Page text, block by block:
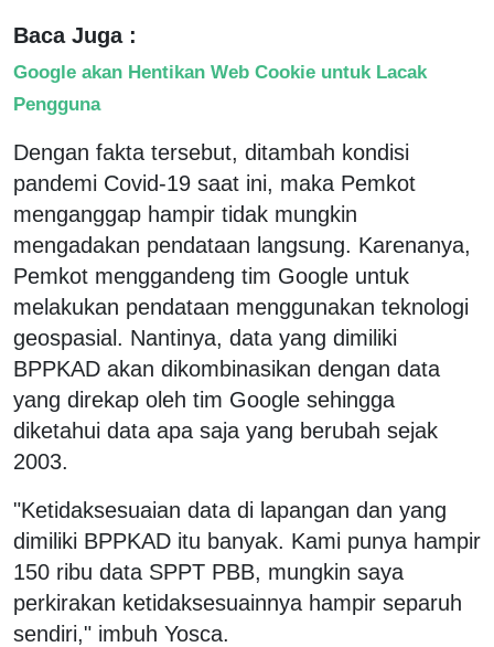
Baca Juga :
Google akan Hentikan Web Cookie untuk Lacak
Pengguna
Dengan fakta tersebut, ditambah kondisi
pandemi Covid-19 saat ini, maka Pemkot
menganggap hampir tidak mungkin
mengadakan pendataan langsung. Karenanya,
Pemkot menggandeng tim Google untuk
melakukan pendataan menggunakan teknologi
geospasial. Nantinya, data yang dimiliki
BPPKAD akan dikombinasikan dengan data
yang direkap oleh tim Google sehingga
diketahui data apa saja yang berubah sejak
2003.
"Ketidaksesuaian data di lapangan dan yang
dimiliki BPPKAD itu banyak. Kami punya hampir
150 ribu data SPPT PBB, mungkin saya
perkirakan ketidaksesuainnya hampir separuh
sendiri," imbuh Yosca.